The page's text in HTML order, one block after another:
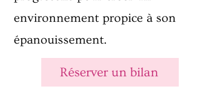
environnement propice à son
épanouissement.
Réserver un bilan